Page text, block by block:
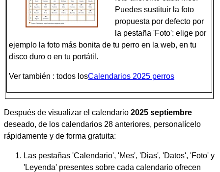
Puedes sustituir la foto
propuesta por defecto por
la pestaña 'Foto': elige por
ejemplo la foto más bonita de tu perro en la web, en tu
disco duro o en tu portátil.
Ver también : todos losCalendarios 2025 perros
Después de visualizar el calendario 2025 septiembre
deseado, de los calendarios 28 anteriores, personalícelo
rápidamente y de forma gratuita:
Las pestañas 'Calendario', 'Mes', 'Dias', 'Datos', 'Foto' y
'Leyenda' presentes sobre cada calendario ofrecen